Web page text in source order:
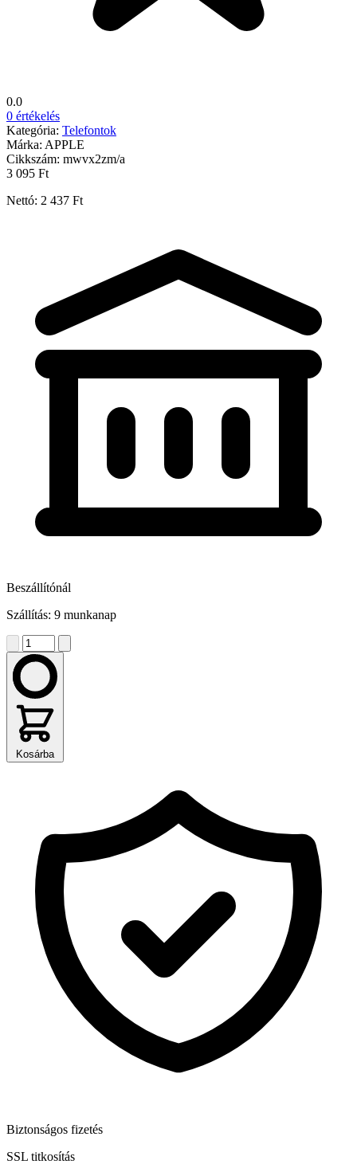
0.0
0 értékelés
Kategória: Telefontok
Márka: APPLE
Cikkszám: mwvx2zm/a
3 095 Ft
Nettó: 2 437 Ft
Beszállítónál
Szállítás: 9 munkanap
Kosárba
Biztonságos fizetés
SSL titkosítás